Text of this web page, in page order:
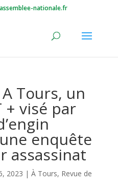
nationale.fr
Tours, un
+ visé par
enquête
assassinat
2023 | À Tours, Revue de